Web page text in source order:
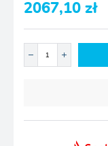
2067,10 zł